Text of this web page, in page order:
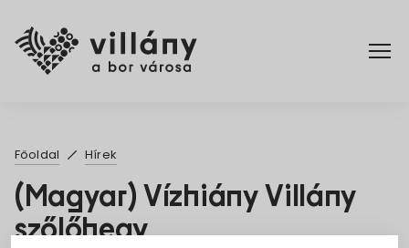
Rendelettár
Turizmus
Főoldal Hírek
(Magyar) Vízhiány Villány
szőlőhegy